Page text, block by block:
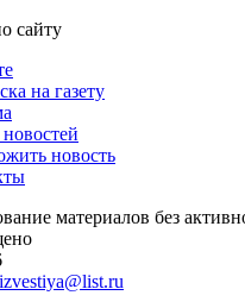
сайту
на газету
новость
материалов без